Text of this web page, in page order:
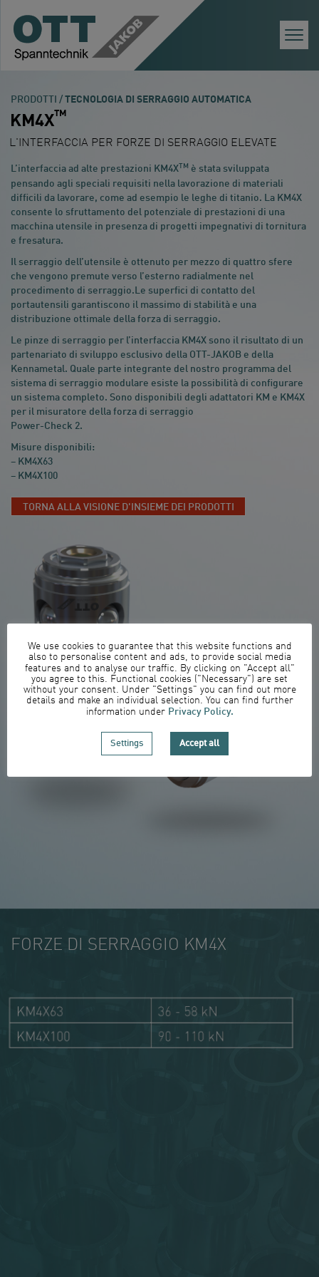
PRODOTTI / TECNOLOGIA DI SERRAGGIO AUTOMATICA
KM4XTM
L'INTERFACCIA PER FORZE DI SERRAGGIO ELEVATE
L’interfaccia ad alte prestazioni KM4XTM è stata sviluppata
pensando agli speciali requisiti nella lavorazione di materiali
difficili da lavorare, come ad esempio le leghe di titanio. La KM4X
consente lo sfruttamento del potenziale di prestazioni di una
macchina utensile in presenza di progetti impegnativi di tornitura
e fresatura.
Il serraggio dell’utensile è ottenuto per mezzo di quattro sfere
che vengono premute verso l’esterno radialmente nel
procedimento di serraggio.Le superfici di contatto del
portautensili garantiscono il massimo di stabilità e una
distribuzione ottimale della forza di serraggio.
Le pinze di serraggio per l’interfaccia KM4X sono il risultato di un
partenariato di sviluppo esclusivo della OTT-JAKOB e della
Kennametal. Quale parte integrante del nostro programma del
sistema di serraggio modulare esiste la possibilità di configurare
un sistema completo. Sono disponibili degli adattatori KM e KM4X
per il misuratore della forza di serraggio
Power-Check 2.
Misure disponibili:
– KM4X63
– KM4X100
TORNA ALLA VISIONE D'INSIEME DEI PRODOTTI
FORZE DI SERRAGGIO KM4X
We use cookies to guarantee that this website functions and
also to personalise content and ads, to provide social media
features and to analyse our traffic. By clicking on "Accept all"
you agree to this. Functional cookies ("Necessary") are set
without your consent. Under "Settings" you can find out more
details and make an individual selection. You can find further
information under Privacy Policy.
Settings Accept all